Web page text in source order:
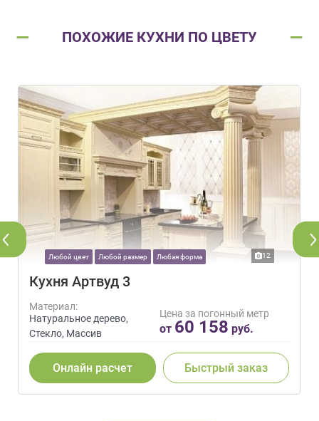
ПОХОЖИЕ КУХНИ ПО ЦВЕТУ
Любой цвет Любой размер Любая форма 12
Кухня Артвуд 3
Материал:
Натуральное дерево,
Стекло, Массив
Цена за погонный метр
от 60 158 руб.
Онлайн расчет Быстрый заказ